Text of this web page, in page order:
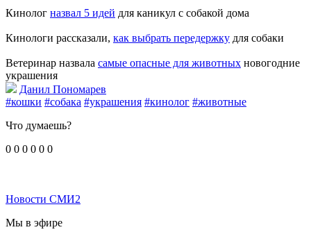
Кинолог назвал 5 идей для каникул с собакой дома
Кинологи рассказали, как выбрать передержку для собаки
Ветеринар назвала самые опасные для животных новогодние
украшения
Данил Пономарев
#кошки #собака #украшения #кинолог #животные
Что думаешь?
0 0 0 0 0 0
Новости СМИ2
Мы в эфире